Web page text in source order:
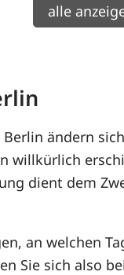
alle
Berlin ändern
dient dem
an welchen
Sie sich also